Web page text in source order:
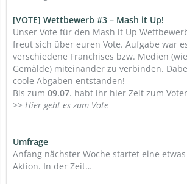
[VOTE] Wettbewerb #3 – Mash it Up!
Unser Vote für den Mash it Up
freut sich über euren Vote. Aufgabe war
verschiedene Franchises bzw. Medien
Gemälde) miteinander zu verbinden.
coole Abgaben entstanden!
Bis zum 09.07. habt ihr hier Zeit zum
>> Hier geht es zum Vote
Umfrage
Anfang nächster Woche startet eine
Aktion. In der Zeit…